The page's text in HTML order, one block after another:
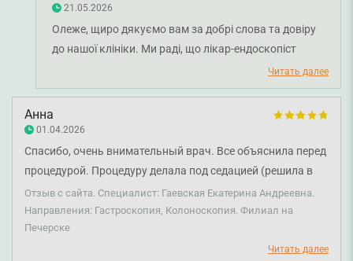
21.05.2026
Олеже, щиро дякуємо вам за добрі слова та довіру
до нашої клініки. Ми раді, що лікар-ендоскопіст
Катерина Гаєвська змогла допомогти вам, надати
необхідні рекомендації та створити приємні
враження від візиту. Бажаємо вам міцного здоров'я!
Читать далее
Анна
01.04.2026
Спасибо, очень внимательный врач. Все объяснила перед
процедурой. Процедуру делала под седацией (решила в
последнюю минуту) о чем не жалею. Последствий вообще
никаких.
Отзыв с сайта. Специалист: Гаевская Екатерина Андреевна.
Направления: Гастроскопия, Колоноскопия. Филиал на
Печерске
Читать далее